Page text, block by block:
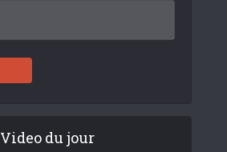
Video du jour